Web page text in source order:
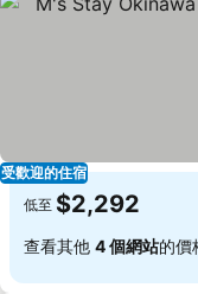
受歡迎的住宿
低至 $2,292
查看其他 4 個網站的價